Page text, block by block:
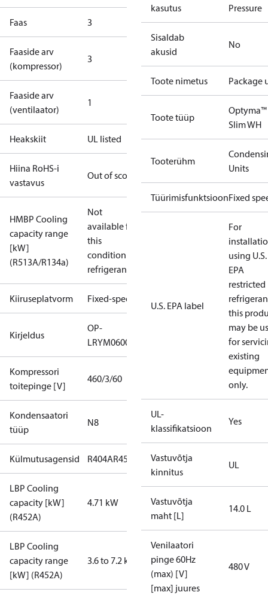
Faas 3
Faaside arv
(kompressor)
3
Faaside arv
(ventilaator)
1
Heakskiit UL listed
Hiina RoHS-i
vastavus
Out of scope
HMBP Cooling
capacity range
[kW]
(R513A/R134a)
Not
available for
this
condition /
refrigerant
Kiiruseplatvorm Fixed-speed
Kirjeldus
OP-
LRYM0600UWH000R
Kompressori
toitepinge [V]
460/3/60
Kondensaatori
tüüp
N8
Külmutusagensid R404AR452A R448AR449A
LBP Cooling
capacity [kW]
(R452A)
4.71 kW
LBP Cooling
capacity range
[kW] (R452A)
3.6 to 7.2 kW
kasutus
Pressure
Sisaldab
akusid
No
Toote nimetus Package
Toote tüüp
Optyma™
Slim WH
Tooterühm
Units
TüürimisfunktsioonFixed
U.S. EPA label
For
using U.S.
EPA
restricted
this
may be
for
existing
only.
UL-
klassifikatsioon
Yes
Vastuvõtja
kinnitus
UL
Vastuvõtja
maht [L]
14.0 L
Venilaatori
pinge 60Hz
(max) [V]
[max] juures
480 V